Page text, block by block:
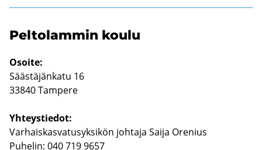
Pel­to­lam­min koulu
Osoi­te:
Sääs­tä­jän­ka­tu 16
33840 Tam­pe­re
Yh­teys­tie­dot:
Var­hais­kas­va­tusyk­si­kön joh­ta­ja Saija Ore­nius
Pu­he­lin: 040 719 9657